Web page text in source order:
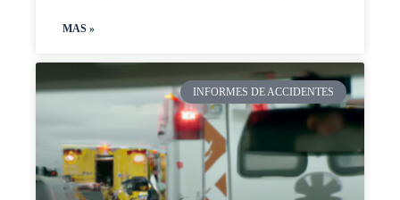
MAS »
INFORMES DE ACCIDENTES